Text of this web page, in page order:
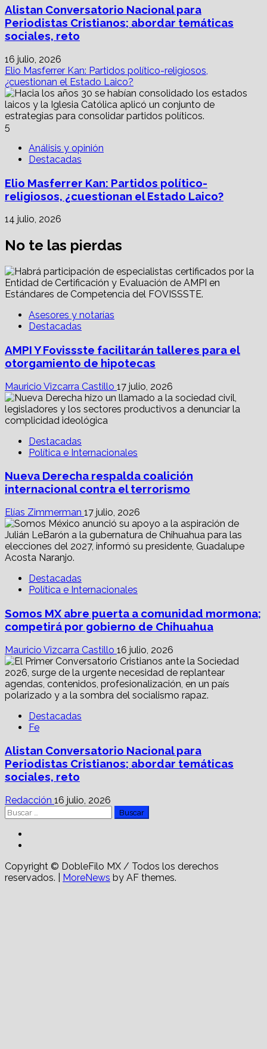
Alistan Conversatorio Nacional para
Periodistas Cristianos; abordar temáticas
sociales, reto
16 julio, 2026
Elio Masferrer Kan: Partidos político-religiosos,
¿cuestionan el Estado Laico?
5
Análisis y opinión
Destacadas
Elio Masferrer Kan: Partidos político-
religiosos, ¿cuestionan el Estado Laico?
14 julio, 2026
No te las pierdas
Asesores y notarías
Destacadas
AMPI Y Fovissste facilitarán talleres para el
otorgamiento de hipotecas
Mauricio Vizcarra Castillo 17 julio, 2026
Destacadas
Política e Internacionales
Nueva Derecha respalda coalición
internacional contra el terrorismo
Elías Zimmerman 17 julio, 2026
Destacadas
Política e Internacionales
Somos MX abre puerta a comunidad mormona;
competirá por gobierno de Chihuahua
Mauricio Vizcarra Castillo 16 julio, 2026
Destacadas
Fe
Alistan Conversatorio Nacional para
Periodistas Cristianos; abordar temáticas
sociales, reto
Redacción 16 julio, 2026
Buscar:
Copyright © DobleFilo MX / Todos los derechos
reservados.
MoreNews by AF themes.